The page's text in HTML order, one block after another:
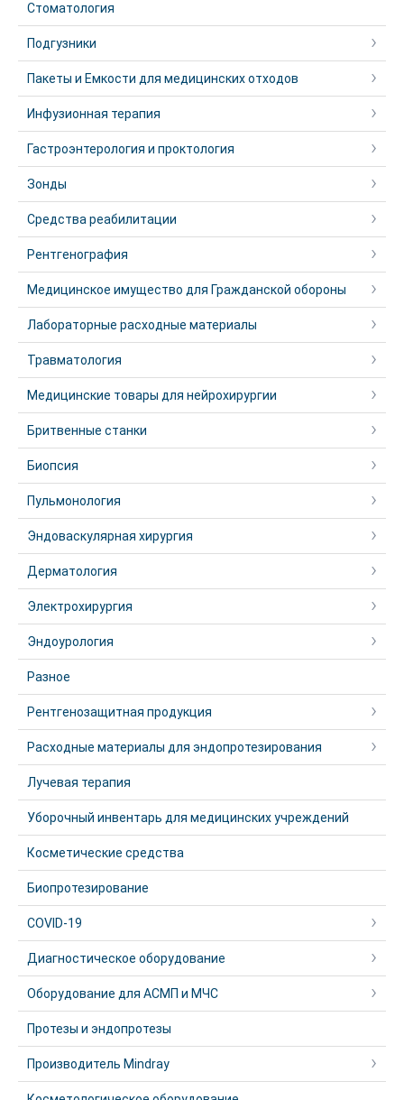
Стоматология
Подгузники
Пакеты и Емкости для медицинских отходов
Инфузионная терапия
Гастроэнтерология и проктология
Зонды
Средства реабилитации
Рентгенография
Медицинское имущество для Гражданской обороны
Лабораторные расходные материалы
Травматология
Медицинские товары для нейрохирургии
Бритвенные станки
Биопсия
Пульмонология
Эндоваскулярная хирургия
Дерматология
Электрохирургия
Эндоурология
Разное
Рентгенозащитная продукция
Расходные материалы для эндопротезирования
Лучевая терапия
Уборочный инвентарь для медицинских учреждений
Косметические средства
Биопротезирование
COVID-19
Диагностическое оборудование
Оборудование для АСМП и МЧС
Протезы и эндопротезы
Производитель Mindray